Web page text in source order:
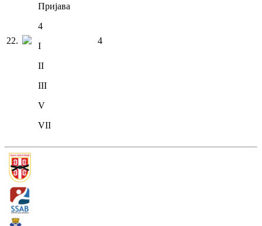
22.
Пријава
4
I
II
III
V
VII
4